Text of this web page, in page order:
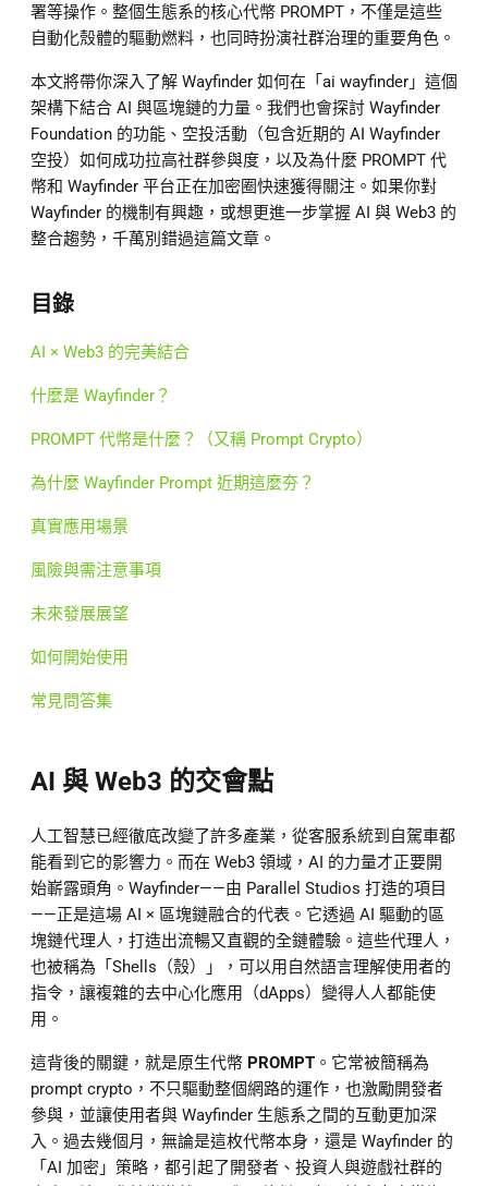
署等操作。整個生態系的核心代幣 PROMPT，不僅是這些
自動化殼體的驅動燃料，也同時扮演社群治理的重要角色。
本文將帶你深入了解 Wayfinder 如何在「ai wayfinder」這個
架構下結合 AI 與區塊鏈的力量。我們也會探討 Wayfinder
Foundation 的功能、空投活動（包含近期的 AI Wayfinder
空投）如何成功拉高社群參與度，以及為什麼 PROMPT 代
幣和 Wayfinder 平台正在加密圈快速獲得關注。如果你對
Wayfinder 的機制有興趣，或想更進一步掌握 AI 與 Web3 的
整合趨勢，千萬別錯過這篇文章。
目錄
AI × Web3 的完美結合
什麼是 Wayfinder？
PROMPT 代幣是什麼？（又稱 Prompt Crypto）
為什麼 Wayfinder Prompt 近期這麼夯？
真實應用場景
風險與需注意事項
未來發展展望
如何開始使用
常見問答集
AI 與 Web3 的交會點
人工智慧已經徹底改變了許多產業，從客服系統到自駕車都
能看到它的影響力。而在 Web3 領域，AI 的力量才正要開
始嶄露頭角。Wayfinder——由 Parallel Studios 打造的項目
——正是這場 AI × 區塊鏈融合的代表。它透過 AI 驅動的區
塊鏈代理人，打造出流暢又直觀的全鏈體驗。這些代理人，
也被稱為「Shells（殼）」，可以用自然語言理解使用者的
指令，讓複雜的去中心化應用（dApps）變得人人都能使
用。
這背後的關鍵，就是原生代幣 PROMPT 。它常被簡稱為
prompt crypto，不只驅動整個網路的運作，也激勵開發者
參與，並讓使用者與 Wayfinder 生態系之間的互動更加深
入。過去幾個月，無論是這枚代幣本身，還是 Wayfinder 的
「AI 加密」策略，都引起了開發者、投資人與遊戲社群的